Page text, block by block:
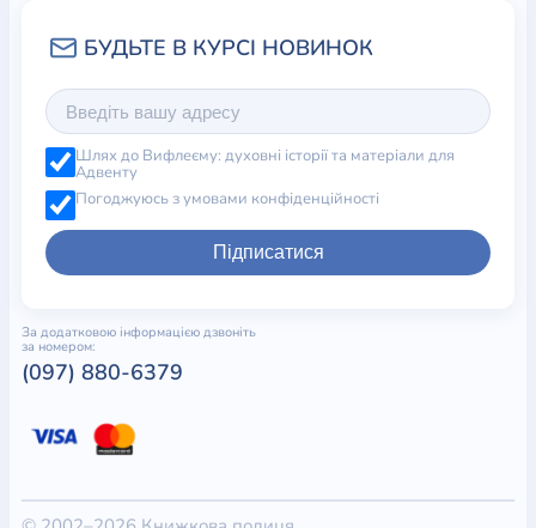
Шлях до Вифлеєму: духовні історії та матеріали для
Адвенту
Погоджуюсь з умовами конфіденційності
Підписатися
За додатковою інформацією дзвоніть
за номером:
(097) 880-6379